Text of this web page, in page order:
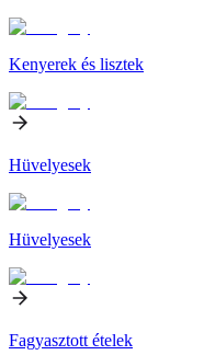
Kenyerek és lisztek
Hüvelyesek
Hüvelyesek
Fagyasztott ételek